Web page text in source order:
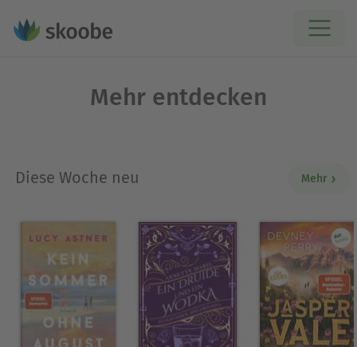
Mehr entdecken
Diese Woche neu Mehr